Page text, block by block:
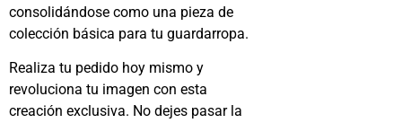
consolidándose como una pieza de
colección básica para tu guardarropa.
Realiza tu pedido hoy mismo y
revoluciona tu imagen con esta
creación exclusiva. No dejes pasar la